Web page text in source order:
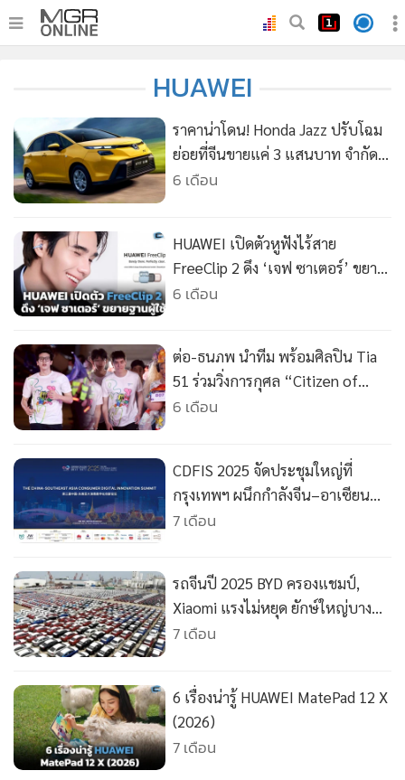
•
ภาคใต้
ภูมิภาค
• Online Section
• บันเทิง
ผู้จัดการรายวัน
• คอลัมนิสต์
ละคร
• CbizReview
• Cyber BIZ
• ผู้จัดกวน
• Good health & Well-being
• Green Innovation & SD
• Management & HR
MGR Live
• Infographic
• การเมือง
• ท่องเที่ยว
• กีฬา
• ต่างประเทศ
• Special Scoop
• เศรษฐกิจ-ธุรกิจ
• จีน
• ชุมชน-คุณภาพชีวิต
• อาชญากรรม
HUAWEI
ราคาน่าโดน! Honda Jazz ปรับโฉม
ย่อยที่จีนขายแค่ 3 แสนบาท จำกัด
เพียง 3,000 คัน
6 เดือน
HUAWEI เปิดตัวหูฟังไร้สาย
FreeClip 2 ดึง ‘เจฟ ซาเตอร์’ ขยาย
ฐานผู้ใช้
6 เดือน
ต่อ-ธนภพ นำทีม พร้อมศิลปิน Tia
51 ร่วมวิ่งการกุศล “Citizen of
Love : Born to Run 2026 United
มอบรายได้ให้ยูนิเซฟ ประเทศไทย
ช่วยยกระดับคุณภาพชีวิตของเด็ก
ไทย
6 เดือน
CDFIS 2025 จัดประชุมใหญ่ที่
กรุงเทพฯ ผนึกกำลังจีน–อาเซียน
วางแผนแม่บทความร่วมมือยุค AI
7 เดือน
รถจีนปี 2025 BYD ครองแชมป์,
Xiaomi แรงไม่หยุด ยักษ์ใหญ่บาง
ค่าย "วืดเป้า" หนักมาก
7 เดือน
6 เรื่องน่ารู้ HUAWEI MatePad 12 X
(2026)
7 เดือน